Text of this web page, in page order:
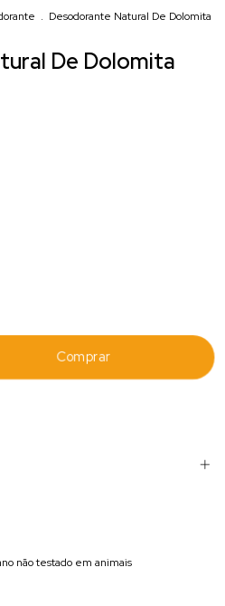
. Desodorante Natural De Dolomita
De Dolomita
não testado em animais